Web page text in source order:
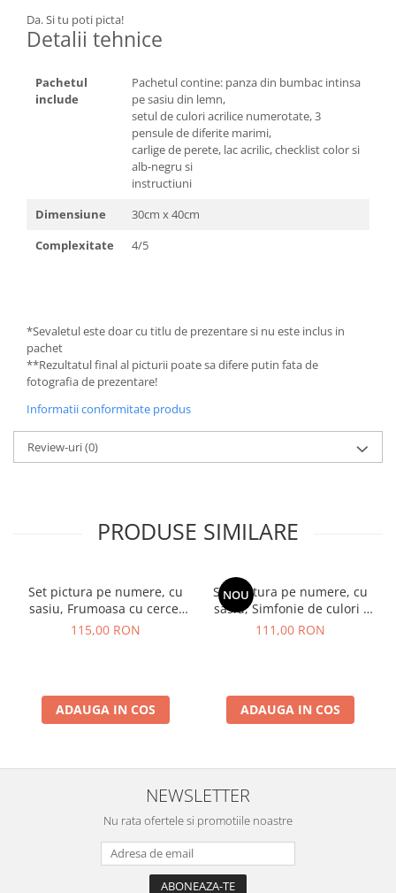
Da. Si tu poti picta!
Detalii tehnice
Pachetul
include
Pachetul contine: panza din bumbac intinsa
pe sasiu din lemn,
setul de culori acrilice numerotate, 3
pensule de diferite marimi,
carlige de perete, lac acrilic, checklist color si
alb-negru si
instructiuni
Dimensiune
30cm x 40cm
Complexitate
4/5
*Sevaletul este doar cu titlu de prezentare si nu este inclus in
pachet
**Rezultatul final al picturii poate sa difere putin fata de
fotografia de prezentare!
Informatii conformitate produs
Review-uri(0)
PRODUSE SIMILARE
Set pictura pe numere, cu
sasiu, Frumoasa cu cercei
de aur - extra culori
115,00 RON
ADAUGA IN COS
NOU
Set pictura pe numere, cu
sasiu, Simfonie de culori -
vopsele metalizate, 40x50
111,00 RON
ADAUGA IN COS
NEWSLETTER
Nu rata ofertele si promotiile noastre